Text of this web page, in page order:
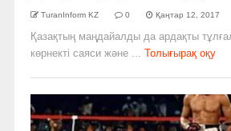
TuranInform KZ 0 Қаңтар 12, 2017
Қазақтың маңдайалды да ардақты
көрнекті саяси және ...
Толығырақ оқу